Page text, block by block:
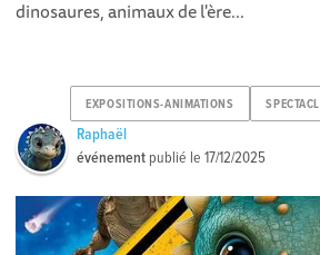
dinosaures, animaux de l'ère...
EXPOSITIONS-ANIMATIONS
Raphaël
événement publié le17/12/2025